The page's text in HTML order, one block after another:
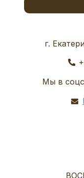
г.
Мы в